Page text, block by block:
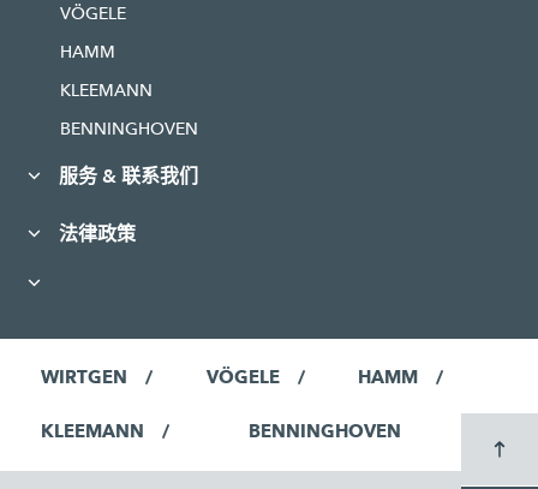
VÖGELE
HAMM
KLEEMANN
BENNINGHOVEN
服务 & 联系我们
法律政策
WIRTGEN VÖGELE HAMM
KLEEMANN BENNINGHOVEN